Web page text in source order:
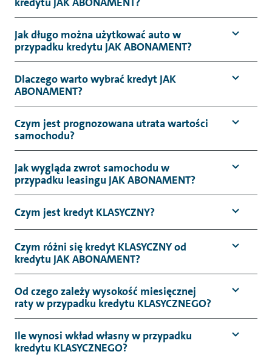
Jak długo można użytkować auto w
przypadku kredytu JAK ABONAMENT?
Dlaczego warto wybrać kredyt JAK
ABONAMENT?
Czym jest prognozowana utrata wartości
samochodu?
Jak wygląda zwrot samochodu w
przypadku leasingu JAK ABONAMENT?
Czym jest kredyt KLASYCZNY?
Czym różni się kredyt KLASYCZNY od
kredytu JAK ABONAMENT?
Od czego zależy wysokość miesięcznej
raty w przypadku kredytu KLASYCZNEGO?
Ile wynosi wkład własny w przypadku
kredytu KLASYCZNEGO?